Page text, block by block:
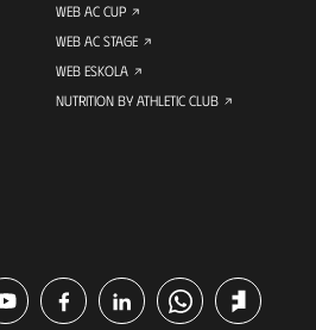
WEB AC CUP
WEB AC STAGE
WEB ESKOLA
NUTRITION BY ATHLETIC CLUB